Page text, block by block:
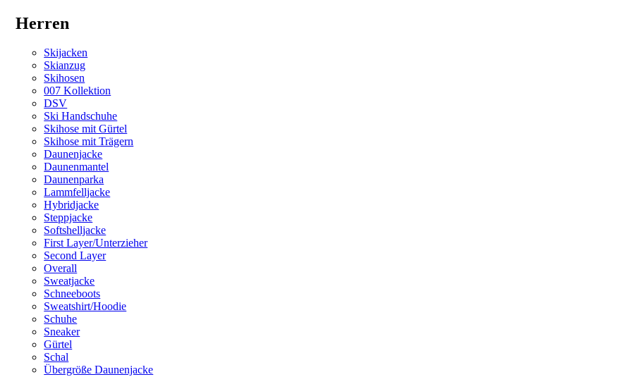
Herren
Skijacken
Skianzug
Skihosen
007 Kollektion
DSV
Ski Handschuhe
Skihose mit Gürtel
Skihose mit Trägern
Daunenjacke
Daunenmantel
Daunenparka
Lammfelljacke
Hybridjacke
Steppjacke
Softshelljacke
First Layer/Unterzieher
Second Layer
Overall
Sweatjacke
Schneeboots
Sweatshirt/Hoodie
Schuhe
Sneaker
Gürtel
Schal
Übergröße Daunenjacke